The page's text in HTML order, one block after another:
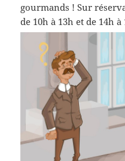
gourmands ! Sur
de 10h à 13h et de 14h à